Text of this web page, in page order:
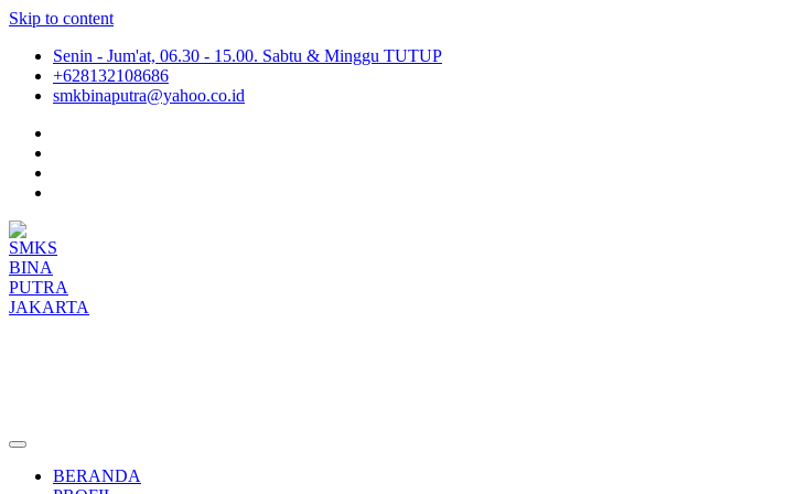
Skip to content
Senin - Jum'at, 06.30 - 15.00. Sabtu & Minggu TUTUP
+628132108686
smkbinaputra@yahoo.co.id
BERANDA